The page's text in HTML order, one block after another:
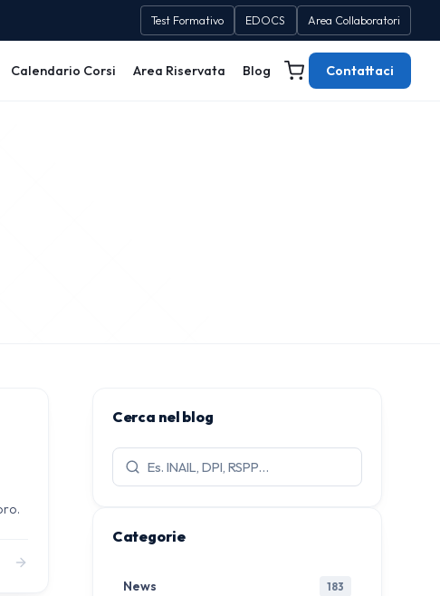
Test Formativo EDOCS Area Collaboratori
Calendario Corsi Area Riservata Blog Contattaci
Cerca nel blog
Cerca
articoli:
Categorie
News 183